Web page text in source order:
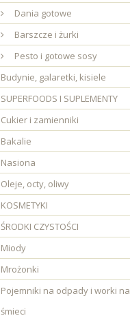
Dania gotowe
Barszcze i żurki
Pesto i gotowe sosy
Budynie, galaretki, kisiele
SUPERFOODS I SUPLEMENTY
Cukier i zamienniki
Bakalie
Nasiona
Oleje, octy, oliwy
KOSMETYKI
ŚRODKI CZYSTOŚCI
Miody
Mrożonki
Pojemniki na odpady i worki na
śmieci